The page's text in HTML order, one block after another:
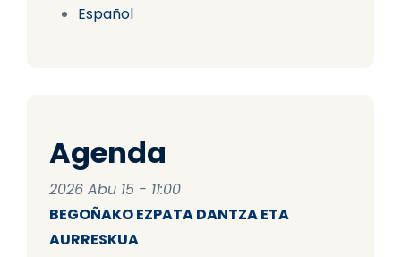
Español
Agenda
2026 Abu 15 - 11:00
BEGOÑAKO EZPATA DANTZA ETA
AURRESKUA